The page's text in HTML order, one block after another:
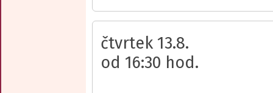
čtvrtek 13.8.
od 16:30 hod.